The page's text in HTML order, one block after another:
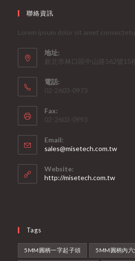
聯絡資訊
Lorem ipsum dolor sit amet
地址:
新北市林口區中山路562號15
電話:
02-2603-0973
Fax:
02-2603-0993
Email:
sales@misetech.com.twOpens
Website:
http://misetech.com.tw
Tags
5MM圓柄一字起子頭 5MM圓柄內